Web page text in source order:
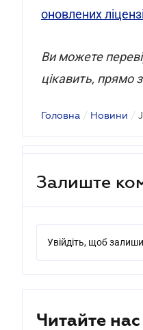
оновлених
Ви можете
цікавить, прямо
Головна / Новини /
Залиште
Увійдіть, щоб
Читайте